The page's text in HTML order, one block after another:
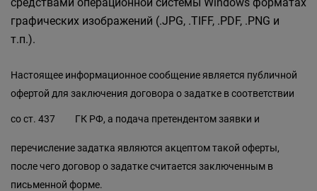
графических изображений (.JPG, .TIFF, .PDF, .PNG и
т.п.).
Настоящее информационное сообщение является публичной
офертой для заключения договора о задатке в соответствии
сост. 437 ГК РФ, а подача претендентом заявки и
перечисление задатка являются акцептом такой оферты,
после чего договор о задатке считается заключенным в
письменной форме.